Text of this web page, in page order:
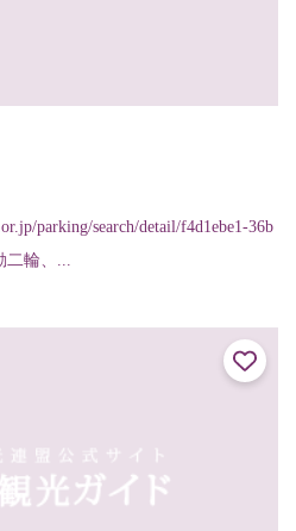
parking/search/detail/f4d1ebe1-36b
二輪、...